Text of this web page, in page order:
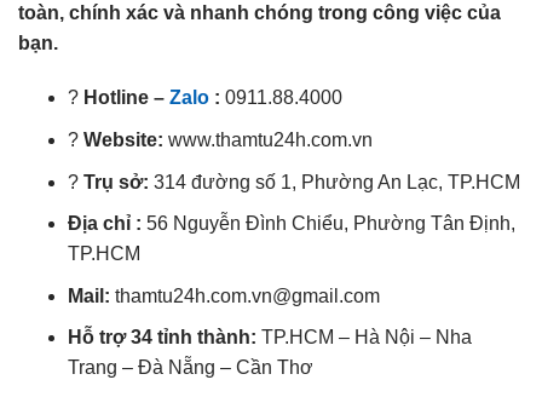
toàn, chính xác và nhanh chóng trong công việc của
bạn.
? Hotline – Zalo: 0911.88.4000
? Website: www.thamtu24h.com.vn
? Trụ sở: 314 đường số 1, Phường An Lạc, TP.HCM
Địa chỉ : 56 Nguyễn Đình Chiểu, Phường Tân Định,
TP.HCM
Mail: thamtu24h.com.vn@gmail.com
Hỗ trợ 34 tỉnh thành: TP.HCM – Hà Nội – Nha
Trang – Đà Nẵng – Cần Thơ